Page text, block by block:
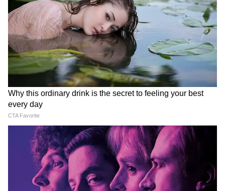
বিস্ফোরক দাবি!
Sumit Roy News: ২ মাস কোথায় লুকিয়ে
ছিলেন? 'রহস্যজনক' জবাব দিলেন সুমিত
রায়!